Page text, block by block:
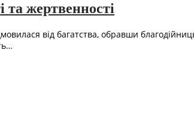
та жертвенності
від багатства, обравши